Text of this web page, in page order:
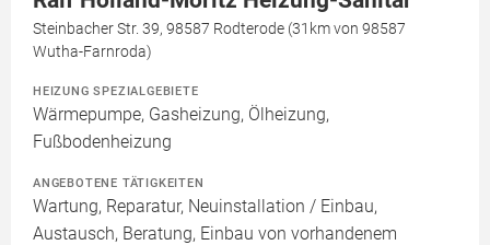
Steinbacher Str. 39, 98587 Rodterode (31km von 98587
Wutha-Farnroda)
HEIZUNG SPEZIALGEBIETE
Wärmepumpe, Gasheizung, Ölheizung,
Fußbodenheizung
ANGEBOTENE TÄTIGKEITEN
Wartung, Reparatur, Neuinstallation / Einbau,
Austausch, Beratung, Einbau von vorhandenem